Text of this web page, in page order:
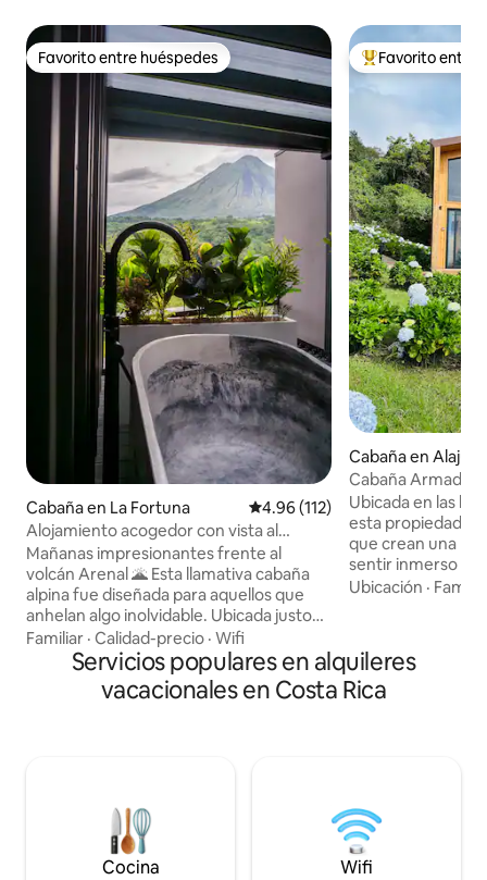
Favorito entre huéspedes
Favorito entre huéspedes
Cabaña en La Fortuna Calificación promedio: 4.96 de
4.96 (112)
Alojamiento acogedor con vista al
volcán: casa triangular con jacuzzi y
terraza
Mañanas impresionantes frente al
volcán Arenal 🌋 Esta llamativa cabaña
alpina fue diseñada para aquellos que
anhelan algo inolvidable. Ubicada justo
enfrente del majestuoso volcán Arenal,
la vista no es solo pintoresca, es
cinematográfica. Construida bajo las
líneas atrevidas de la arquitectura
disfrutar de una bañera de hidromasaje
privada, ventanas panorámicas y un
salón con una red suspendida.
Familiar · Calidad-precio · Wifi
Favorito entre
Favorito entre
Cabaña en
Cabaña
Ubicada en las
esta propiedad
que crean una
sentir inmerso en
pájaros y el
tiene capacidad
ideal para familias y
km del Parque
Ubicación ·
Servicios populares en alquileres
vacacionales en Costa Rica
Cocina Wifi